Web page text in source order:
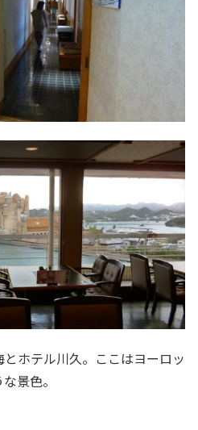
ホテル川久。ここはヨーロッ
景色。